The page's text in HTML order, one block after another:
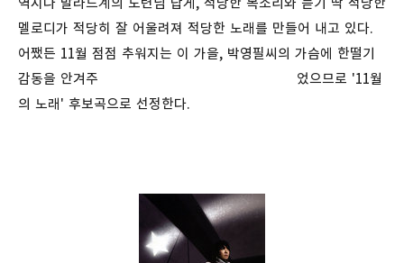
멜로디가 적당히 잘 어울려져 적당한 노래를 만들어 내고 있다.
어쨌든 11월 점점 추워지는 이 가을, 박영필씨의 가슴에 한떨기
감동을 안겨주 었으므로 '11월
의 노래' 후보곡으로 선정한다.